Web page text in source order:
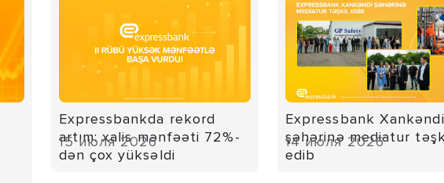
Expressbankda rekord
artım: xalis mənfəəti 72%-
dən çox yüksəldi
15 июля 2026
Expressbank Xankəndi
şəhərinə mediatur
edib
14 июля 2026